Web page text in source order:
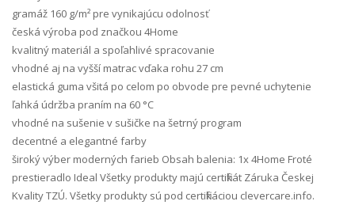
gramáž 160 g/m² pre vynikajúcu odolnosť
česká výroba pod značkou 4Home
kvalitný materiál a spoľahlivé spracovanie
vhodné aj na vyšší matrac vďaka rohu 27 cm
elastická guma všitá po celom po obvode pre pevné uchytenie
ľahká údržba praním na 60 °C
vhodné na sušenie v sušičke na šetrný program
decentné a elegantné farby
široký výber moderných farieb Obsah balenia: 1x 4Home Froté
prestieradlo Ideal Všetky produkty majú certifikát Záruka Českej
Kvality TZÚ. Všetky produkty sú pod certifikáciou clevercare.info.